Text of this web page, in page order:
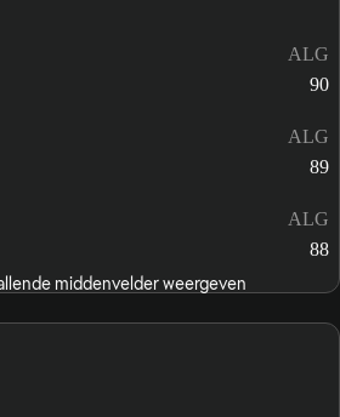
ALG
90
ALG
89
ALG
88
middenvelder weergeven